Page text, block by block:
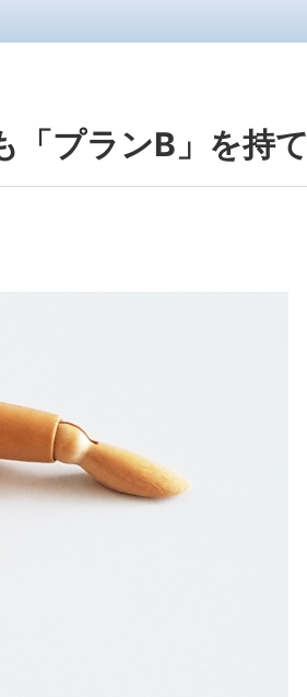
「プランB」を持て